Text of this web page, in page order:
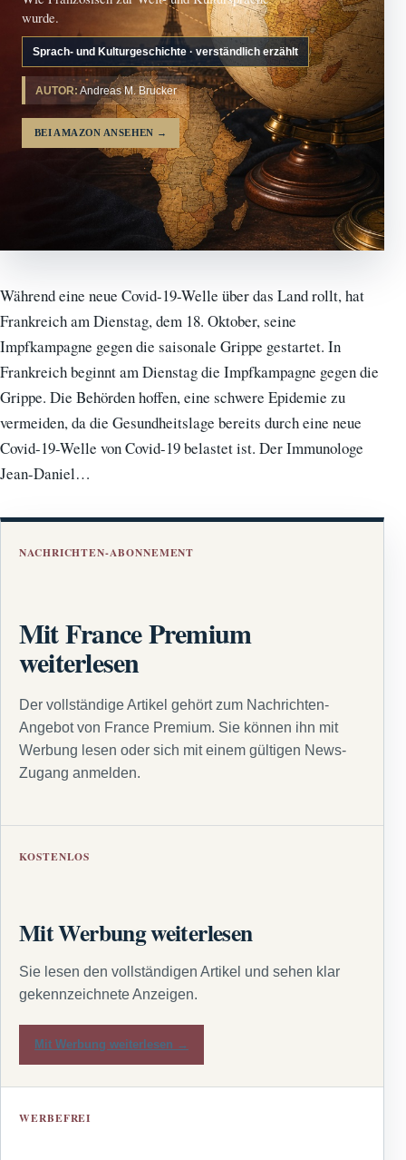
wurde.
Sprach- und Kulturgeschichte · verständlich erzählt
AUTOR: Andreas M. Brucker
BEI AMAZON ANSEHEN →
Während eine neue Covid-19-Welle über das Land rollt, hat
Frankreich am Dienstag, dem 18. Oktober, seine
Impfkampagne gegen die saisonale Grippe gestartet. In
Frankreich beginnt am Dienstag die Impfkampagne gegen die
Grippe. Die Behörden hoffen, eine schwere Epidemie zu
vermeiden, da die Gesundheitslage bereits durch eine neue
Covid-19-Welle von Covid-19 belastet ist. Der Immunologe
Jean-Daniel…
NACHRICHTEN-ABONNEMENT
Mit France Premium
weiterlesen
Der vollständige Artikel gehört zum Nachrichten-
Angebot von France Premium. Sie können ihn mit
Werbung lesen oder sich mit einem gültigen News-
Zugang anmelden.
KOSTENLOS
Mit Werbung weiterlesen
Sie lesen den vollständigen Artikel und sehen klar
gekennzeichnete Anzeigen.
Mit Werbung weiterlesen →
WERBEFREI